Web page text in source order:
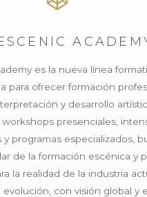
es la nueva línea
para ofrecer formación
y desarrollo
workshops presenciales,
programas especializados,
de la formación escénica y
la realidad de la industria
evolución, con visión global y